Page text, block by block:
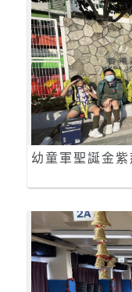
幼童軍聖誕金